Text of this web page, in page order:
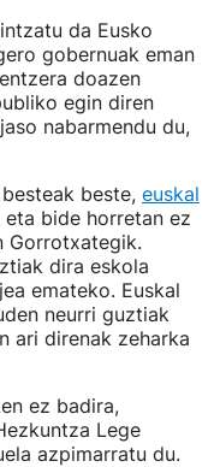
da Eusko
gobernuak eman
doazen
egin diren
nabarmendu du,
beste, euskal
eta bide horretan ez
Gorrotxategik.
dira eskola
emateko. Euskal
neurri guztiak
ari direnak zeharka
ez badira,
Lege
azpimarratu du.